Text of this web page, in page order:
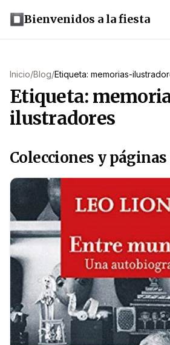
Bienvenidos a la fiesta
Inicio/Blog/Etiqueta: memorias-
Etiqueta:
ilustradores
Colecciones y páginas